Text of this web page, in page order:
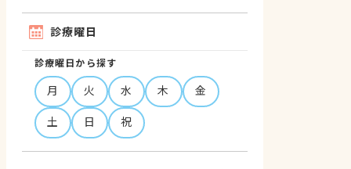
診療曜日
診療曜日から探す
月 火 水 木
金
土
日 祝